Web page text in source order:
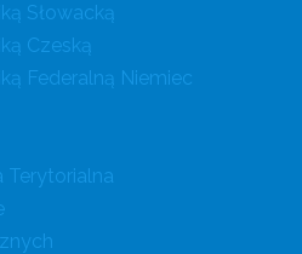
Słowacką
Czeską
Federalną Niemiec
Terytorialna